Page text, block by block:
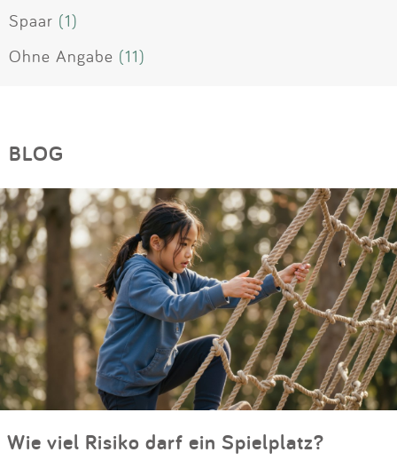
Spaar (1)
Ohne Angabe (11)
BLOG
Wie viel Risiko darf ein Spielplatz?